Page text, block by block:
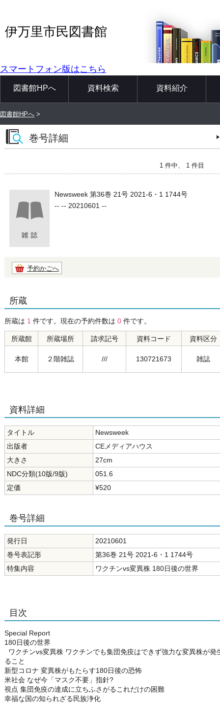
伊万里市民図書館
スマートフォン版はこちら
図書館HPへ 資料検索 資料紹介
図書館HPへ >
巻号詳細
1 件中、 1 件目
Newsweek 第36巻 21号 2021-6・1 1744号
-- -- 20210601 --
予約かごへ
所蔵
所蔵は 1 件です。現在の予約件数は 0 件です。
所蔵館 所蔵場所 請求記号 資料コード 資料区分
本館 ２階雑誌 /// 130721673 雑誌
資料詳細
タイトル
Newsweek
出版者
CEメディアハウス
大きさ
27cm
NDC分類(10版/9版)
051.6
定価
¥520
巻号詳細
発行日
20210601
巻号表記形
第36巻 21号 2021-6・1 1744号
特集内容
ワクチンvs変異株 180日後の世界
目次
Special Report
180日後の世界
ワクチンvs変異株 ワクチンでも集団免疫はできず強力な変異株が
ること
新型コロナ 変異株がもたらす180日後の恐怖
米社会 なぜ今「マスク不要」指針?
視点 集団免疫の達成に立ちふさがるこれだけの困難
幸福な国の知られざる民族浄化